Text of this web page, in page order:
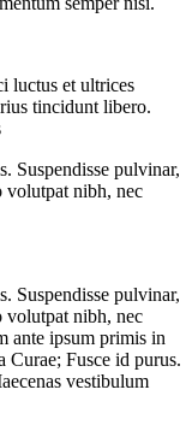
luctus et ultrices
tincidunt libero.
Suspendisse pulvinar,
volutpat nibh, nec
Suspendisse pulvinar,
volutpat nibh, nec
ante ipsum primis in
Curae; Fusce id purus.
vestibulum